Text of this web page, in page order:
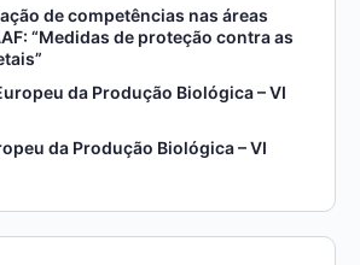
de competências nas áreas
“Medidas de proteção contra as
da Produção Biológica – VI
da Produção Biológica – VI